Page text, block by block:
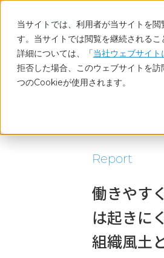
当サイトでは、利用者が当サイトを
す。当サイトでは閲覧を継続されるこ
詳細については、「当社ウェブサイ
拒否した場合、このウェブサイトを
つのCookieが使用されます。
ホーム 調査レポート
Report
働きやす
は起きに
組織風土